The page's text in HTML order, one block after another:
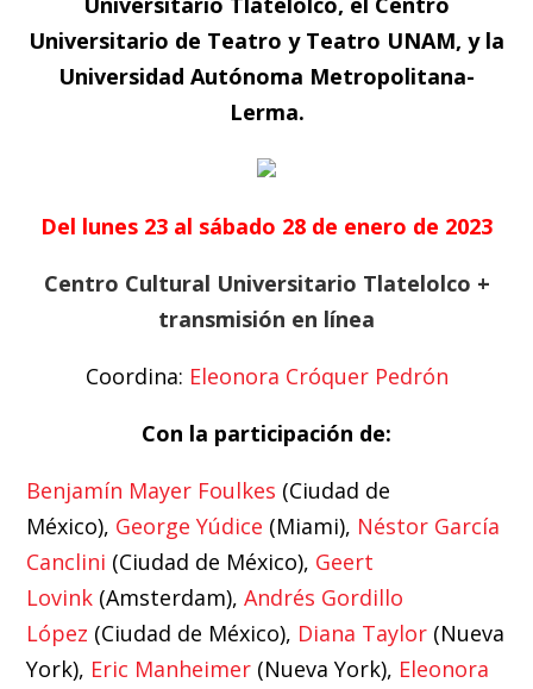
Universitario de Teatro y Teatro UNAM, y la
Universidad Autónoma Metropolitana-
Lerma.
Del lunes 23 al sábado 28 de enero de 2023
Centro Cultural Universitario Tlatelolco +
transmisión en línea
Coordina: Eleonora Cróquer Pedrón
Con la participación de:
Benjamín Mayer Foulkes (Ciudad de
México), George Yúdice (Miami), Néstor García
Canclini (Ciudad de México), Geert
Lovink (Amsterdam),Andrés Gordillo
López (Ciudad de México), Diana Taylor (Nueva
York), Eric Manheimer (Nueva York), Eleonora